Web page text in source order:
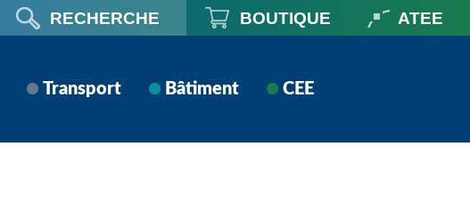
RECHERCHE BOUTIQUE ATEE
Transport Bâtiment CEE